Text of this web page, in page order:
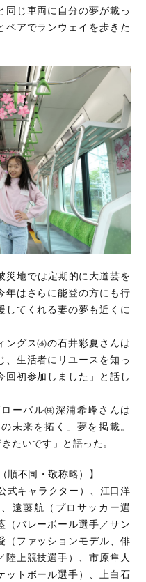
同じ車両に自分の夢が載っ
ペアでランウェイを歩きた
地では定期的に大道芸を
年はさらに能登の方にも行
してくれる妻の夢も近くに
グス㈱の石井彩夏さんは
、生活者にリユースを知っ
回初参加しました」と話し
ーバル㈱深浦希峰さんは
未来を拓く」夢を掲載。
たいです」と語った。
順不同・敬称略）】
式キャラクター）、江口洋
遠藤航（プロサッカー選
（バレーボール選手／サン
（ファッションモデル、俳
上競技選手）、市原隼人
ットボール選手）、上白石